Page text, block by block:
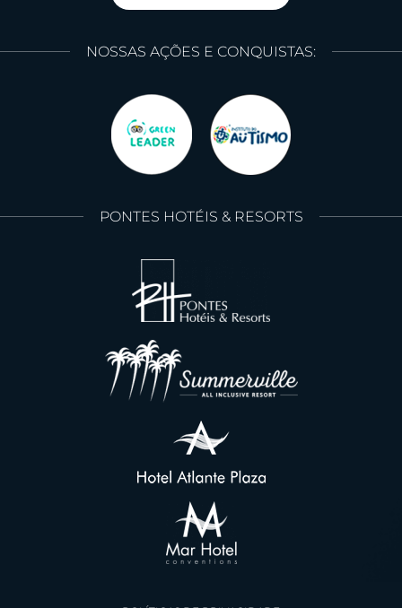
NOSSAS AÇÕES E CONQUISTAS:
PONTES HOTÉIS & RESORTS